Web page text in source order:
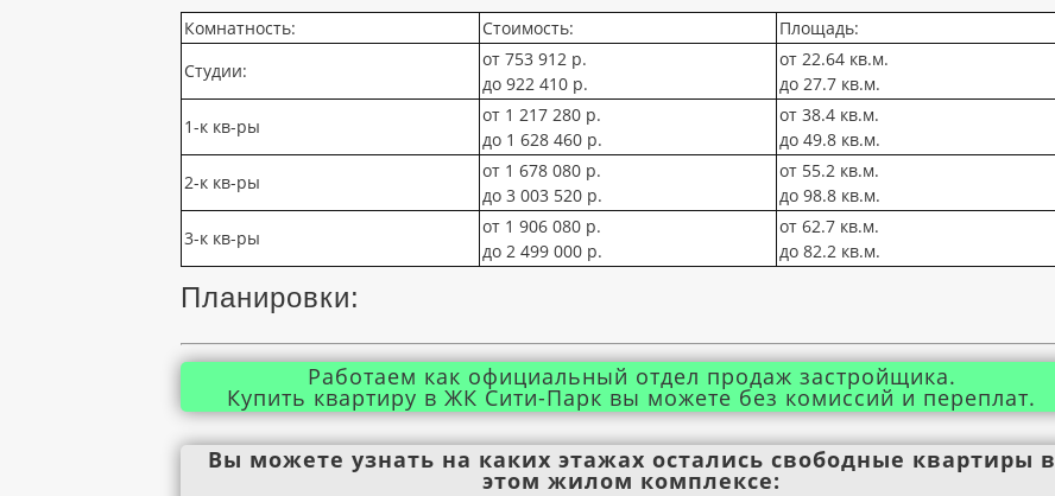
Комнатность: Стоимость:
Площадь:
Студии:
от 753 912 р.
до 922 410 р.
от 22.64 кв.м.
до 27.7 кв.м.
1-к кв-ры
от 1 217 280 р.
до 1 628 460 р.
от 38.4 кв.м.
до 49.8 кв.м.
2-к кв-ры
от 1 678 080 р.
до 3 003 520 р.
от 55.2 кв.м.
до 98.8 кв.м.
3-к кв-ры
от 1 906 080 р.
до 2 499 000 р.
от 62.7 кв.м.
до 82.2 кв.м.
Планировки:
Работаем как официальный отдел продаж застройщика.
Купить квартиру в ЖК Сити-Парк вы можете без комиссий и переплат.
Вы можете узнать на каких этажах остались свободные квартиры в
этом жилом комплексе: